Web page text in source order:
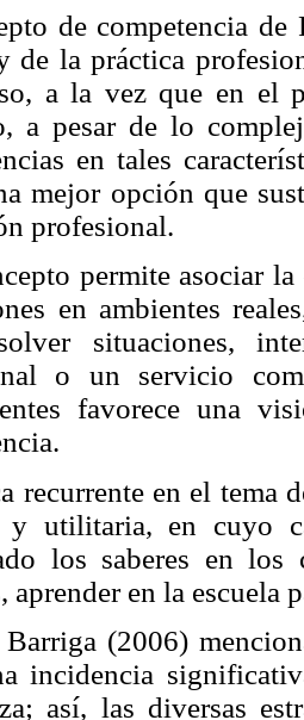
de competencia de
de la práctica
a la vez que en el
a pesar de lo
en tales
mejor opción que
profesional.
permite asociar
en ambientes
situaciones,
o un servicio
favorece una
recurrente en el tema
y utilitaria, en cuyo
los saberes en los
aprender en la escuela
(2006)
incidencia
así, las diversas